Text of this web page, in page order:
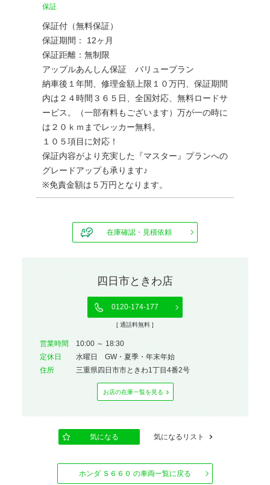
保証
保証付（無料保証）
保証期間： 12ヶ月
保証距離：無制限
アップルあんしん保証 バリュープラン
納車後１年間、修理金額上限１０万円、保証期間
内は２４時間３６５日、全国対応、無料ロードサ
ービス。（一部有料もございます）万が一の時に
は２０ｋｍまでレッカー無料。
１０５項目に対応！
保証内容がより充実した『マスター』プランへの
グレードアップも承ります♪
※免責金額は５万円となります。
在庫確認・見積依頼
四日市ときわ店
0120-174-177
[ 通話料無料 ]
営業時間
10:00 ～ 18:30
定休⽇
水曜日 GW・夏季・年末年始
住所
三重県四日市市ときわ1丁目4番2号
お店の在庫⼀覧を⾒る
気になる 気になるリスト
ホンダ Ｓ６６０ の車両一覧に戻る